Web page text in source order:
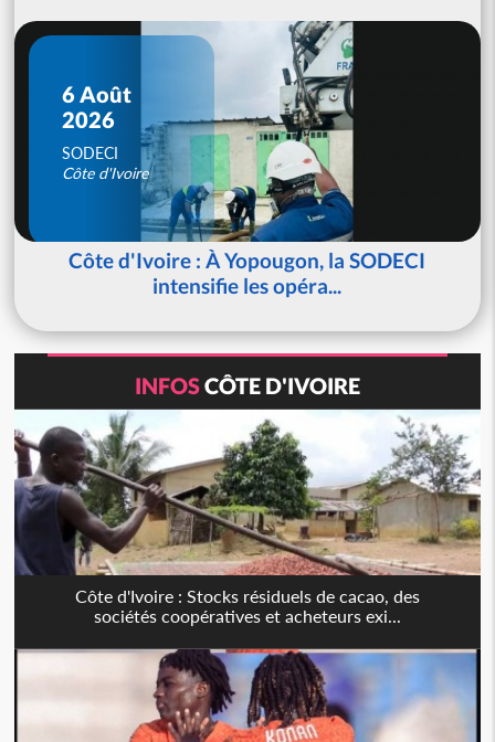
6 Août
2026
SODECI
Côte d'Ivoire
Côte d'Ivoire : À Yopougon, la SODECI
intensifie les opéra...
INFOSCÔTE D'IVOIRE
Côte d'Ivoire : Stocks résiduels de cacao, des
sociétés coopératives et acheteurs exi...